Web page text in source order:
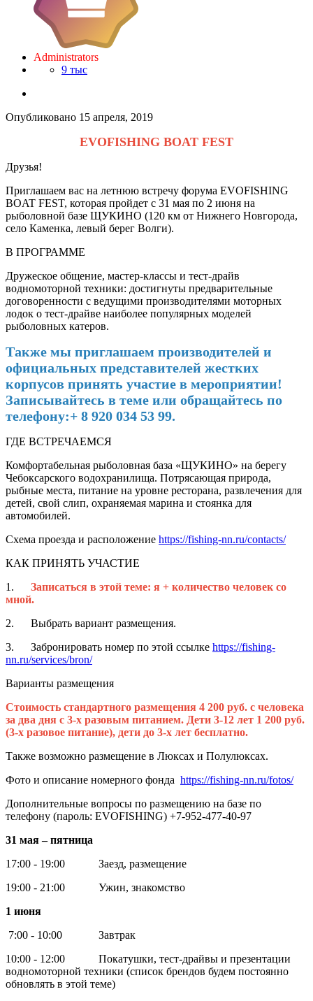
Administrators
9 тыс
Опубликовано 15 апреля, 2019
EVOFISHING BOAT FEST
Друзья!
Приглашаем вас на летнюю встречу форума EVOFISHING
BOAT FEST, которая пройдет с 31 мая по 2 июня на
рыболовной базе ЩУКИНО (120 км от Нижнего Новгорода,
село Каменка, левый берег Волги).
В ПРОГРАММЕ
Дружеское общение, мастер-классы и тест-драйв
водномоторной техники: достигнуты предварительные
договоренности с ведущими производителями моторных
лодок о тест-драйве наиболее популярных моделей
рыболовных катеров.
Также мы приглашаем производителей и
официальных представителей жестких
корпусов принять участие в мероприятии!
Записывайтесь в теме или обращайтесь по
телефону:+ 8 920 034 53 99.
ГДЕ ВСТРЕЧАЕМСЯ
Комфортабельная рыболовная база «ЩУКИНО» на берегу
Чебоксарского водохранилища. Потрясающая природа,
рыбные места, питание на уровне ресторана, развлечения для
детей, свой слип, охраняемая марина и стоянка для
автомобилей.
Схема проезда и расположение https://fishing-nn.ru/contacts/
КАК ПРИНЯТЬ УЧАСТИЕ
1.
Записаться в этой теме: я + количество человек со
мной.
2. Выбрать вариант размещения.
3. Забронировать номер по этой ссылке https://fishing-
nn.ru/services/bron/
Варианты размещения
Стоимость стандартного размещения 4 200 руб. с человека
за два дня с 3-х разовым питанием. Дети 3-12 лет 1 200 руб.
(3-х разовое питание), дети до 3-х лет бесплатно.
Также возможно размещение в Люксах и Полулюксах.
Фото и описание номерного фонда https://fishing-nn.ru/fotos/
Дополнительные вопросы по размещению на базе по
телефону (пароль: EVOFISHING) +7-952-477-40-97
31 мая – пятница
17:00 - 19:00 Заезд, размещение
19:00 - 21:00 Ужин, знакомство
1 июня
7:00 - 10:00 Завтрак
10:00 - 12:00 Покатушки, тест-драйвы и презентации
водномоторной техники (список брендов будем постоянно
обновлять в этой теме)